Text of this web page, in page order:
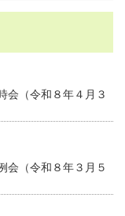
会（令和８年４月３
会（令和８年３月５